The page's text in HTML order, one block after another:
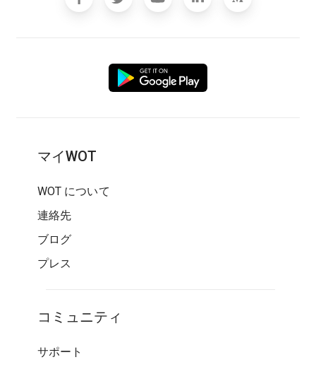
マイWOT
WOT について
連絡先
ブログ
プレス
コミュニティ
サポート